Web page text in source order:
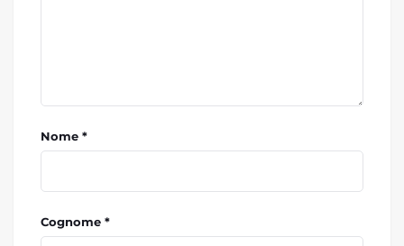
Nome *
Cognome *